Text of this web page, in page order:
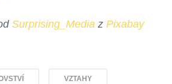
Surprising_Media z Pixabay
VZTAHY